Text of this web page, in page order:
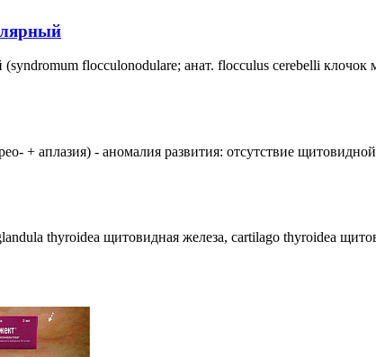
flocculonodulare; анат. flocculus cerebelli клочок
+ аплазия) - аномалия развития: отсутствие
thyroidea щитовидная железа, cartilago thyroidea